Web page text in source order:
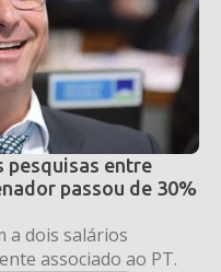
pesquisas entre
passou de 30%
a dois salários
associado ao PT.